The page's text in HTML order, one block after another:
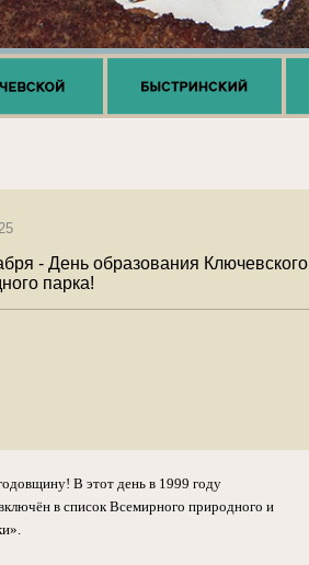
- День образования Ключевского
парка!
В этот день в 1999 году
в список Всемирного природного и